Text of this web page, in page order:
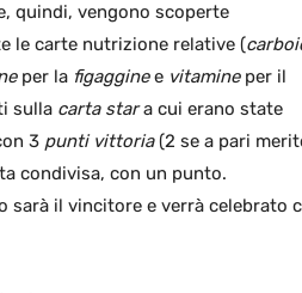
quindi, vengono scoperte
le carte nutrizione relative (
per la figagginee vitamineper il
sulla carta stara cui erano state
3 punti vittoria(2 se a pari
condivisa, con un punto.
il vincitore e verrà celebrato